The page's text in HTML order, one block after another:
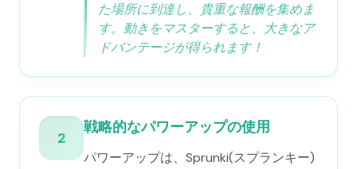
た場所に到達し、貴重な報酬を集めま
す。動きをマスターすると、大きなア
ドバンテージが得られます！
2
戦略的なパワーアップの使用
パワーアップは、Sprunki(スプランキー)